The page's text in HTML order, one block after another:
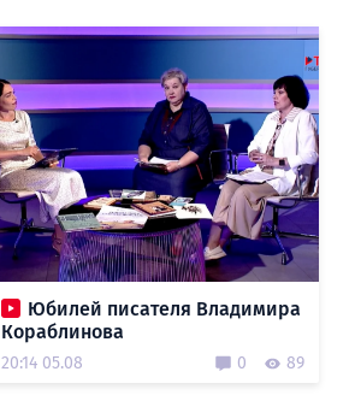
Юбилей писателя Владимира
Кораблинова
20:14 05.08 0 89